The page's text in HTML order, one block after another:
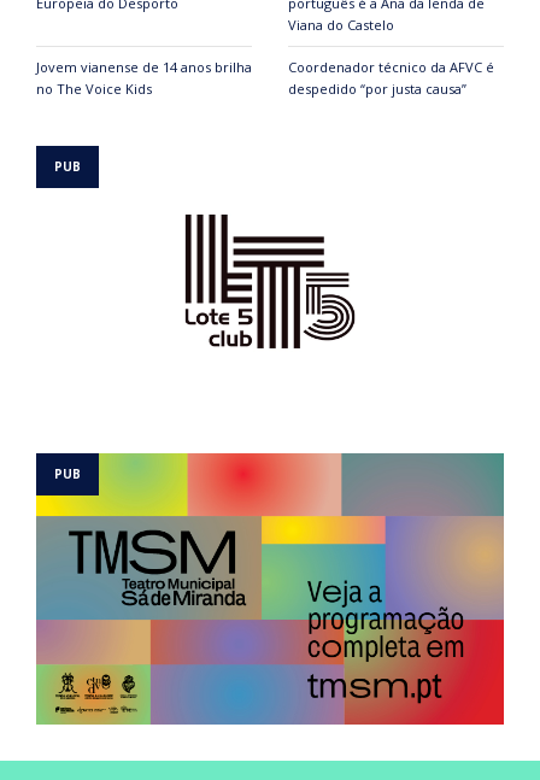
Viana do Castelo
Jovem vianense de 14 anos brilha
no The Voice Kids
Coordenador técnico da AFVC é
despedido “por justa causa”